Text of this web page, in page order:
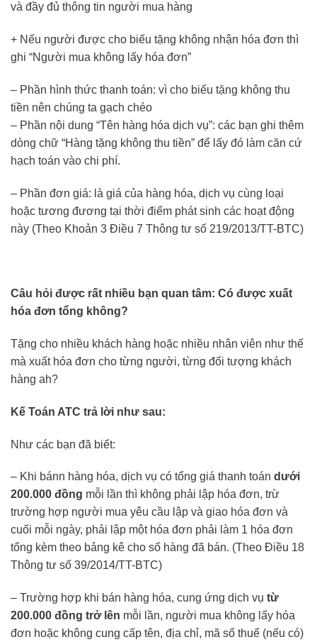
và đầy đủ thông tin người mua hàng
+ Nếu người được cho biếu tặng không nhận hóa đơn thì
ghi “Người mua không lấy hóa đơn”
– Phần hình thức thanh toán: vì cho biếu tặng không thu
tiền nên chúng ta gạch chéo
– Phần nội dung “Tên hàng hóa dịch vụ”: các bạn ghi thêm
dòng chữ “Hàng tặng không thu tiền” để lấy đó làm căn cứ
hạch toán vào chi phí.
– Phần đơn giá: là giá của hàng hóa, dịch vụ cùng loại
hoặc tương đương tại thời điểm phát sinh các hoạt động
này (Theo Khoản 3 Điều 7 Thông tư số 219/2013/TT-BTC)
Câu hỏi được rất nhiều bạn quan tâm: Có được xuất
hóa đơn tổng không?
Tặng cho nhiều khách hàng hoặc nhiều nhân viên như thế
mà xuất hóa đơn cho từng người, từng đối tượng khách
hàng ah?
Kế Toán ATC trả lời như sau:
Như các bạn đã biết:
– Khi bánn hàng hóa, dịch vụ có tổng giá thanh toán dưới
200.000 đồng mỗi lần thì không phải lập hóa đơn, trừ
trường hợp người mua yêu cầu lập và giao hóa đơn và
cuối mỗi ngày, phải lập một hóa đơn phải làm 1 hóa đơn
tổng kèm theo bảng kê cho số hàng đã bán. (Theo Điều 18
Thông tư số 39/2014/TT-BTC)
– Trường hợp khi bán hàng hóa, cung ứng dịch vụ từ
200.000 đồng trở lên mỗi lần, người mua không lấy hóa
đơn hoặc không cung cấp tên, địa chỉ, mã số thuế (nếu có)